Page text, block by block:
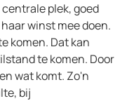
plek, goed
winst mee doen.
komen. Dat kan
te komen. Door
wat komt. Zo'n
bij